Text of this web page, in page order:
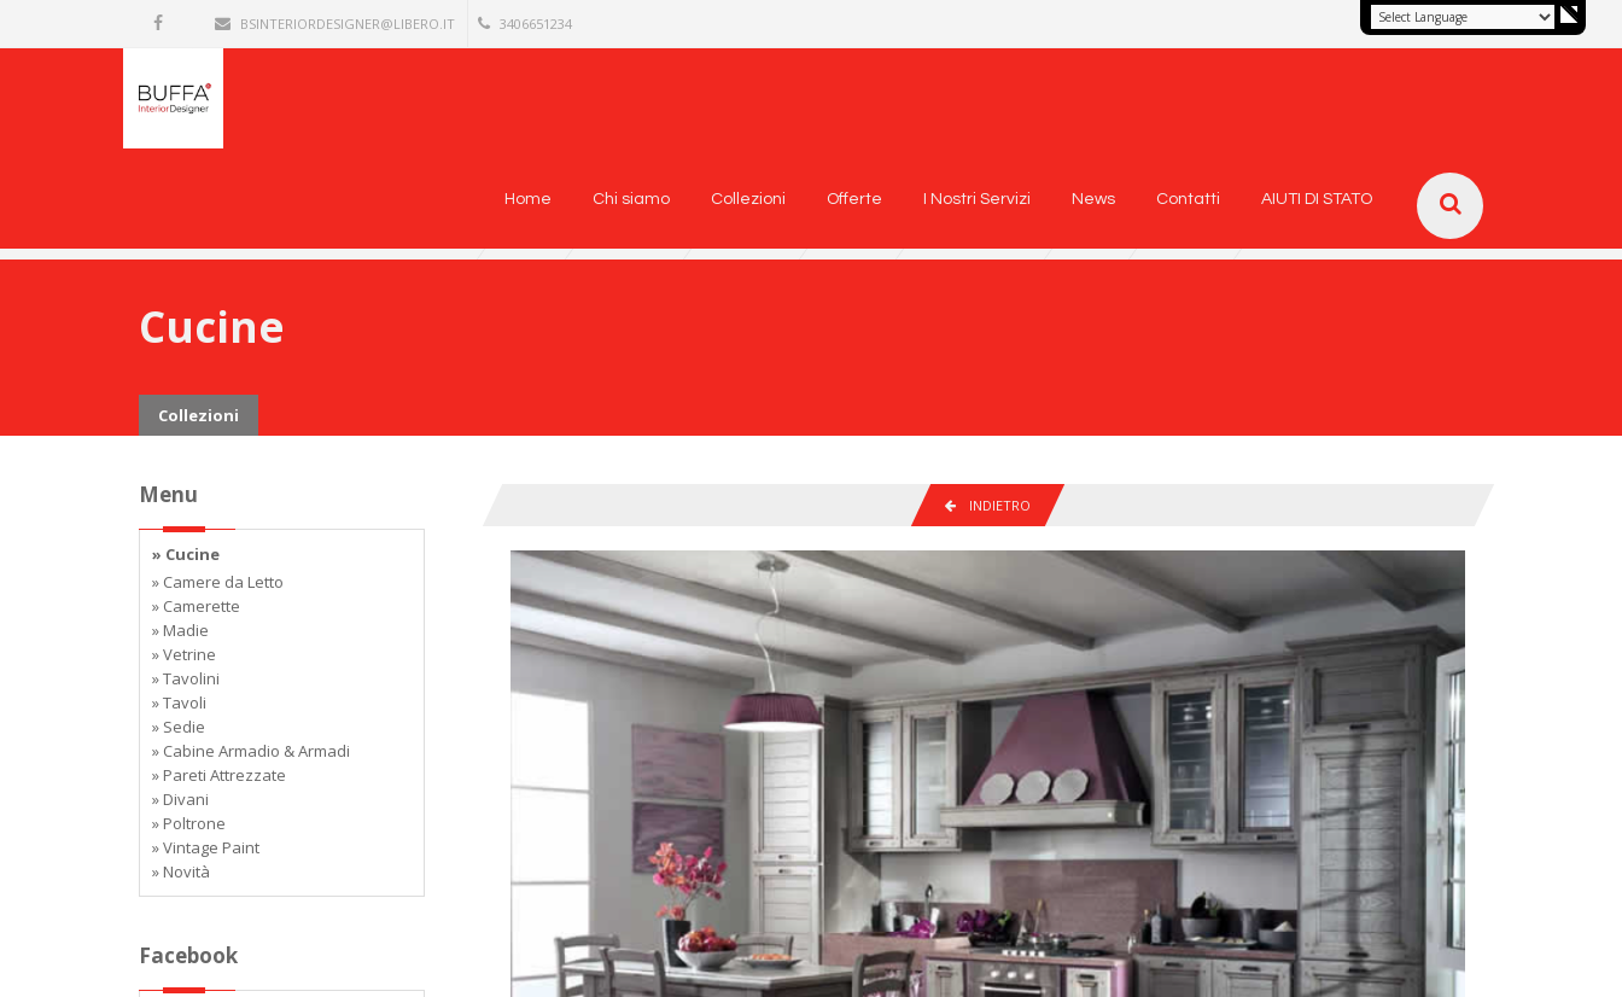
BSINTERIORDESIGNER@LIBERO.IT 3406651234
Home Chi siamo Collezioni Offerte I Nostri Servizi News Contatti AIUTI DI STATO
Cucine
Collezioni
Menu
» Cucine
» Camere da Letto
» Camerette
» Madie
» Vetrine
» Tavolini
» Tavoli
» Sedie
» Cabine Armadio & Armadi
» Pareti Attrezzate
» Divani
» Poltrone
» Vintage Paint
» Novità
Facebook
INDIETRO